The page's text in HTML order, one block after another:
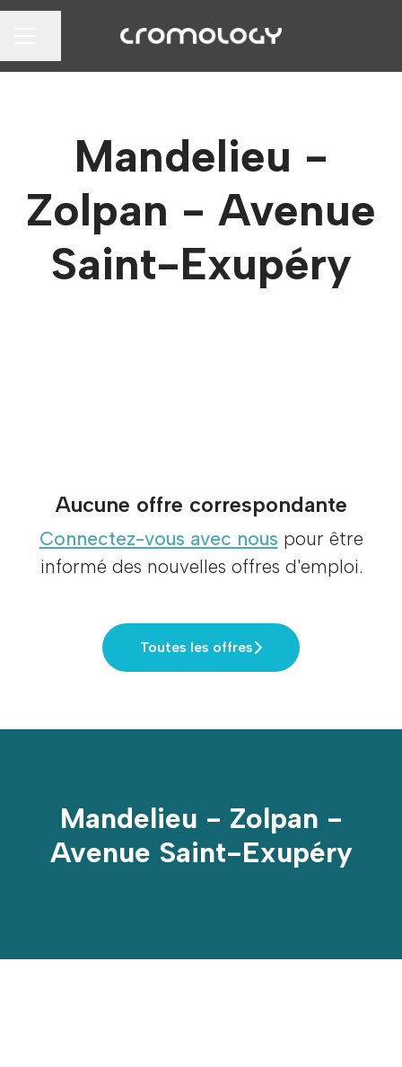
Partager la page
Mandelieu -
Zolpan - Avenue
Saint-Exupéry
Aucune offre correspondante
Connectez-vous avec nous pour être
informé des nouvelles offres d'emploi.
Toutes les offres
Mandelieu - Zolpan -
Avenue Saint-Exupéry